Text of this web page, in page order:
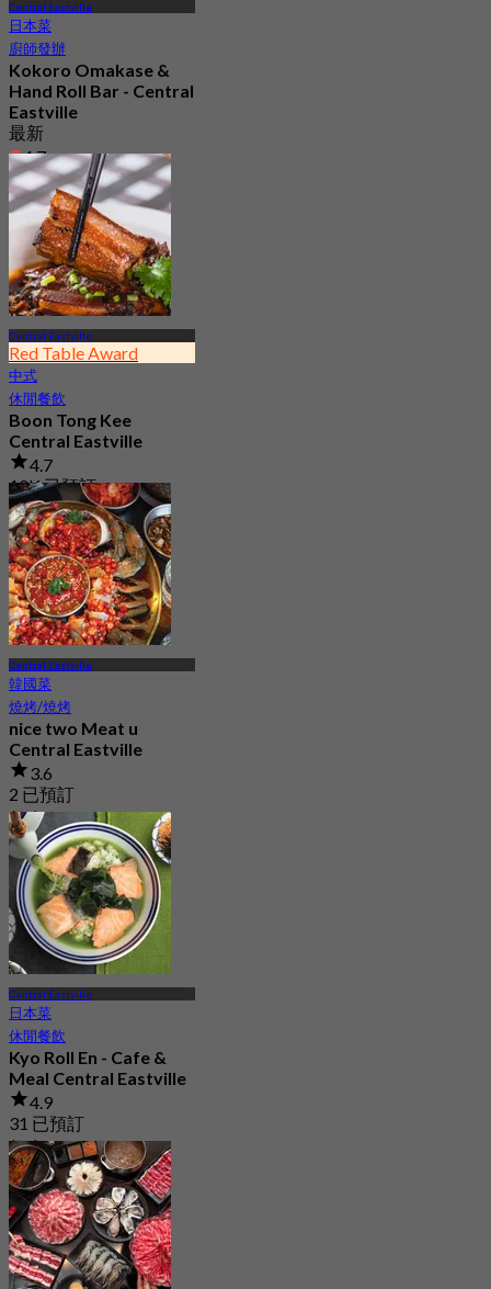
Central Eastville
日本菜
廚師發辦
Kokoro Omakase &
Hand Roll Bar - Central
Eastville
最新
4.7
起฿ 1,290
Central Eastville
Red Table Award
中式
休閒餐飲
Boon Tong Kee
Central Eastville
4.7
10K 已預訂
起฿ 362.5
Central Eastville
韓國菜
燒烤/燒烤
nice two Meat u
Central Eastville
3.6
2 已預訂
起฿ 845
Central Eastville
日本菜
休閒餐飲
Kyo Roll En - Cafe &
Meal Central Eastville
4.9
31 已預訂
起฿ 330